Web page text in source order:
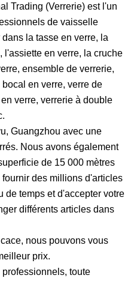
Trading (Verrerie) est l'un
de vaisselle
la tasse en verre, la
l'assiette en verre, la cruche
ensemble de verrerie,
en verre, verre de
verre, verrerie à double
Guangzhou avec une
Nous avons également
de 15 000 mètres
des millions d'articles
de temps et d'accepter votre
différents articles dans
nous pouvons vous
prix.
toute